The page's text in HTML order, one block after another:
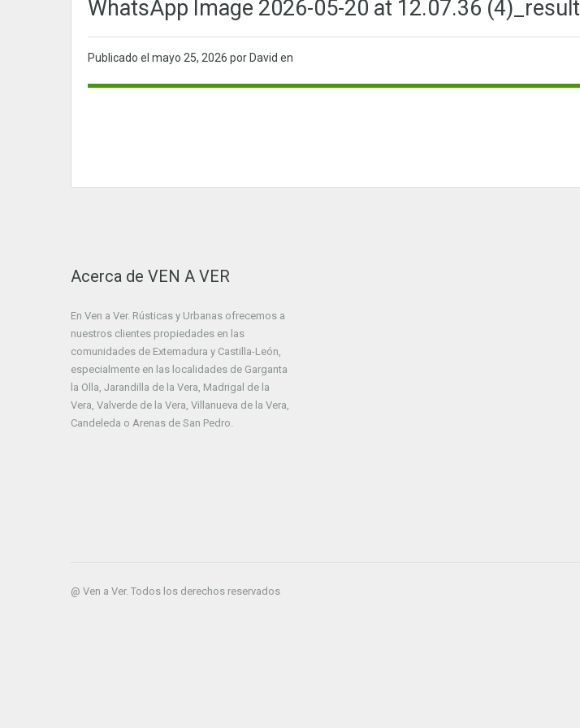
WhatsApp Image 2026-05-20 at 12.07.36 (4)_result
Publicado el mayo 25, 2026 por David en
Acerca de VEN A VER
En Ven a Ver. Rústicas y Urbanas ofrecemos a
nuestros clientes propiedades en las
comunidades de Extemadura y Castilla-León,
especialmente en las localidades de Garganta
la Olla, Jarandilla de la Vera, Madrigal de la
Vera, Valverde de la Vera, Villanueva de la Vera,
Candeleda o Arenas de San Pedro.
@ Ven a Ver. Todos los derechos reservados